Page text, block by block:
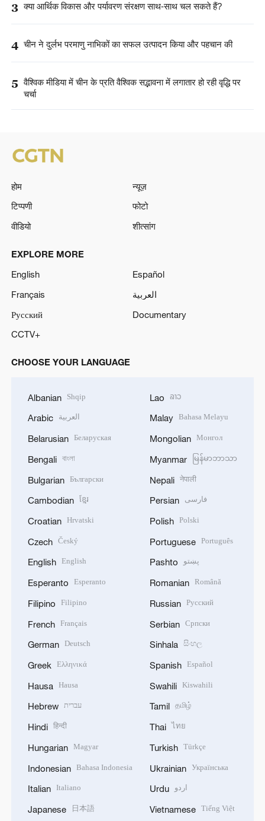
3 क्या आर्थिक विकास और पर्यावरण संरक्षण साथ-साथ चल सकते हैं?
4 चीन ने दुर्लभ परमाणु नाभिकों का सफल उत्पादन किया और पहचान की
5 वैश्विक मीडिया में चीन के प्रति वैश्विक सद्भावना में लगातार हो रही वृद्धि पर
चर्चा
होम
न्यूज़
टिप्पणी
फोटो
वीडियो
शीत्सांग
EXPLORE MORE
English
Español
Français
العربية
Русский
Documentary
CCTV+
CHOOSE YOUR LANGUAGE
Albanian Shqip
Arabic العربية
Belarusian Беларуская
Bengali বাংলা
Bulgarian Български
Cambodian ខ្មែរ
Croatian Hrvatski
Czech Český
English English
Esperanto Esperanto
Filipino Filipino
French Français
German Deutsch
Greek Ελληνικά
Hausa Hausa
Hebrew עברית
Hindi हिन्दी
Hungarian Magyar
Indonesian Bahasa Indonesia
Italian Italiano
Japanese 日本語
Lao ລາວ
Malay Bahasa Melayu
Mongolian Монгол
Myanmar မြန်မာဘာသာ
Nepali नेपाली
Persian فارسی
Polish Polski
Portuguese Português
Pashto پښتو
Romanian Română
Russian Русский
Serbian Српски
Sinhala සිංහල
Spanish Español
Swahili Kiswahili
Tamil தமிழ்
Thai ไทย
Turkish Türkçe
Ukrainian Українська
Urdu اردو
Vietnamese Tiếng Việt